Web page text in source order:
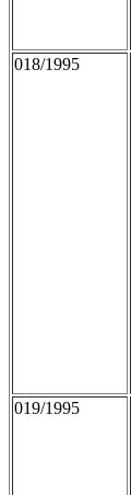
018/1995
019/1995